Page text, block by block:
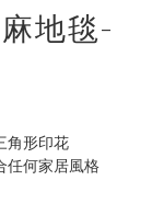
地毯-
角形印花
任何家居風格